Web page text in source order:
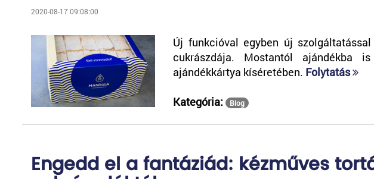
2020-08-17 09:08:00
Új funkcióval egyben új
cukrászdája. Mostantól ajándékba
ajándékkártya kíséretében. Folytatás
Kategória: Blog
Engedd el a fantáziád: kézműves